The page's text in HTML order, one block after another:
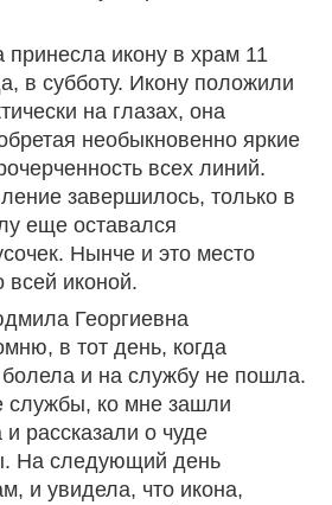
принесла икону в храм 11
в субботу. Икону положили
на глазах, она
необыкновенно яркие
всех линий.
завершилось, только в
еще оставался
Нынче и это место
всей иконой.
Георгиевна
в тот день, когда
болела и на службу не пошла.
службы, ко мне зашли
рассказали о чуде
На следующий день
и увидела, что икона,